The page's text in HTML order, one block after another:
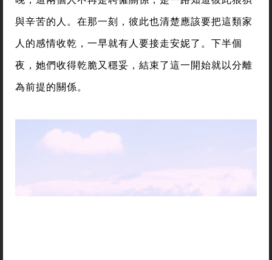
與辛苦的人。在那一刻，彼此也清楚應該要把這類家
人的感情收乾，一早就有人要接走安妮了。下半個
夜，她們收得乾脆又穩妥，結束了這一開始就以分離
為前提的關係。